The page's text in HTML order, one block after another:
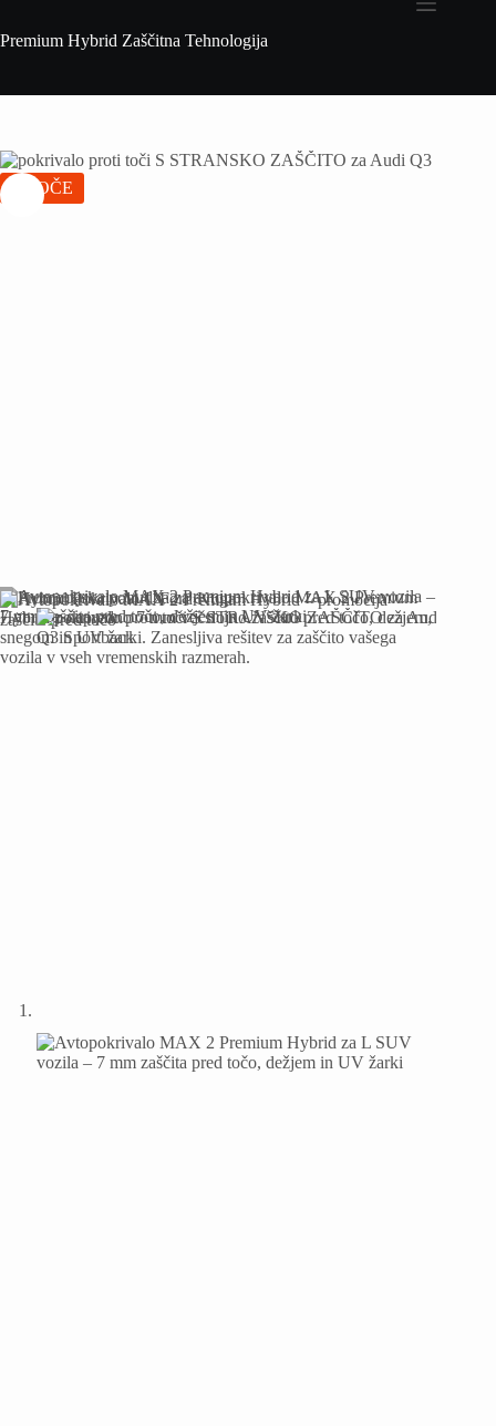
Premium Hybrid Zaščitna Tehnologija
VROČE